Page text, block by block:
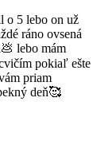
o 5 lebo on už
ráno ovsená
lebo mám
pokiaľ ešte
priam
deň🥰